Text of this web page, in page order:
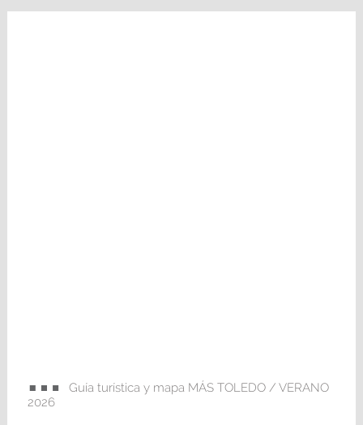
Guía turística y mapa MÁS TOLEDO / VERANO
2026